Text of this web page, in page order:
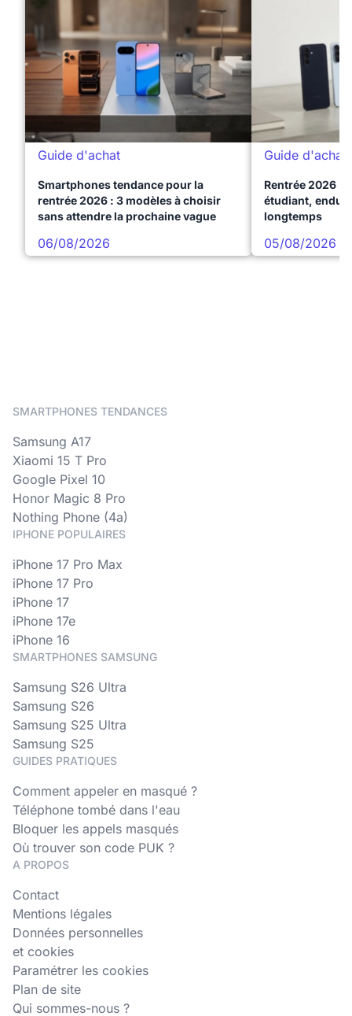
Guide d'achat
Smartphones tendance pour la
rentrée 2026 : 3 modèles à choisir
sans attendre la prochaine vague
06/08/2026
Guide d'achat
Rentrée 2026 :
étudiant,
longtemps
05/08/2026
SMARTPHONES TENDANCES
Samsung A17
Xiaomi 15 T Pro
Google Pixel 10
Honor Magic 8 Pro
Nothing Phone (4a)
IPHONE POPULAIRES
iPhone 17 Pro Max
iPhone 17 Pro
iPhone 17
iPhone 17e
iPhone 16
SMARTPHONES SAMSUNG
Samsung S26 Ultra
Samsung S26
Samsung S25 Ultra
Samsung S25
GUIDES PRATIQUES
Comment appeler en masqué ?
Téléphone tombé dans l'eau
Bloquer les appels masqués
Où trouver son code PUK ?
A PROPOS
Contact
Mentions légales
Données personnelles
et cookies
Paramétrer les cookies
Plan de site
Qui sommes-nous ?